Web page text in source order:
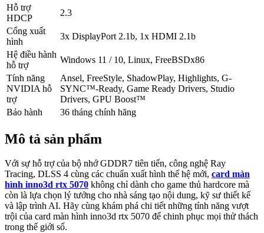
Hỗ trợ
HDCP
2.3
Cổng xuất
hình
3x DisplayPort 2.1b, 1x HDMI 2.1b
Hệ điều hành
hỗ trợ
Windows 11 / 10, Linux, FreeBSDx86
Tính năng
NVIDIA hỗ
trợ
Ansel, FreeStyle, ShadowPlay, Highlights, G-
SYNC™-Ready, Game Ready Drivers, Studio
Drivers, GPU Boost™
Bảo hành
36 tháng chính hãng
Mô tả sản phẩm
Với sự hỗ trợ của bộ nhớ GDDR7 tiên tiến, công nghệ Ray
Tracing, DLSS 4 cùng các chuẩn xuất hình thế hệ mới, card màn
hình inno3d rtx 5070 không chỉ dành cho game thủ hardcore mà
còn là lựa chọn lý tưởng cho nhà sáng tạo nội dung, kỹ sư thiết kế
và lập trình AI. Hãy cùng khám phá chi tiết những tính năng vượt
trội của card màn hình inno3d rtx 5070 để chinh phục mọi thử thách
trong thế giới số.